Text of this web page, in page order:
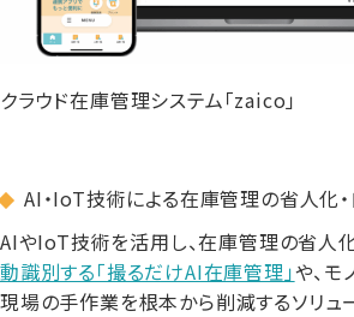
クラウド在庫管理システム「zaico」
AI・IoT技術による在庫管理の省人化
AIやIoT技術を活用し、在庫管理の省人化
動識別する「撮るだけAI在庫管理」や、
現場の手作業を根本から削減するソリュ